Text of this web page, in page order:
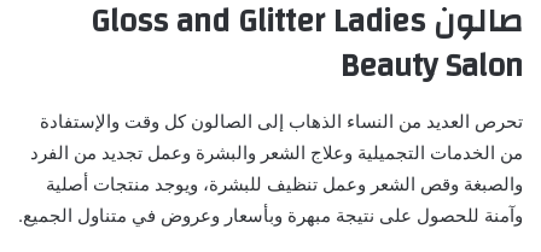
صالونGloss and Glitter Ladies
Beauty Salon
تحرص العديد من النساء الذهاب إلى الصالون كل وقت والإستفادة
من الخدمات التجميلية وعلاج الشعر والبشرة وعمل تجديد من الفرد
والصبغة وقص الشعر وعمل تنظيف للبشرة، ويوجد منتجات أصلية
وآمنة للحصول على نتيجة مبهرة وبأسعار وعروض في متناول الجميع.